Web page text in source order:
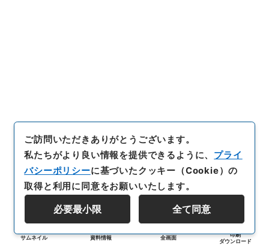
サムネイル 資料情報 全画面
印刷
ダウンロード
ご訪問いただきありがとうございます。
私たちがより良い情報を提供できるように、 プライ
バシーポリシーに基づいたクッキー（Cookie）の
取得と利用に同意をお願いいたします。
必要最小限 全て同意